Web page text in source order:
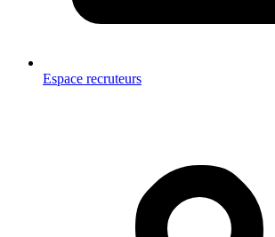
Espace recruteurs